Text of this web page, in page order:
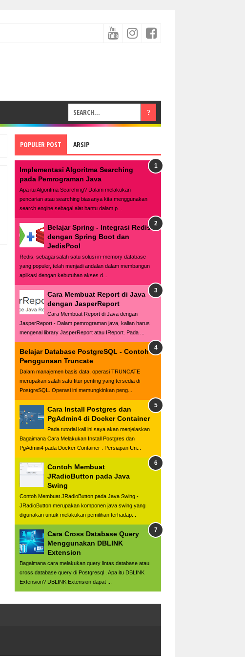
POPULER POST ARSIP
Implementasi Algoritma Searching
pada Pemrograman Java
Apa itu Algoritma Searching? Dalam melakukan
pencarian atau searching biasanya kita menggunakan
search engine sebagai alat bantu dalam p...
Belajar Spring - Integrasi Redis
dengan Spring Boot dan
JedisPool
Redis, sebagai salah satu solusi in-memory database
yang populer, telah menjadi andalan dalam membangun
aplikasi dengan kebutuhan akses d...
Cara Membuat Report di Java
dengan JasperReport
Cara Membuat Report di Java dengan
JasperReport - Dalam pemrograman java, kalian harus
mengenal library JasperReport atau IReport. Pada ...
Belajar Database PostgreSQL - Contoh
Penggunaan Truncate
Dalam manajemen basis data, operasi TRUNCATE
merupakan salah satu fitur penting yang tersedia di
PostgreSQL. Operasi ini memungkinkan peng...
Cara Install Postgres dan
PgAdmin4 di Docker Container
Pada tutorial kali ini saya akan menjelaskan
Bagaimana Cara Melakukan Install Postgres dan
PgAdmin4 pada Docker Container . Persiapan Un...
Contoh Membuat
JRadioButton pada Java
Swing
Contoh Membuat JRadioButton pada Java Swing -
JRadioButton merupakan komponen java swing yang
digunakan untuk melakukan pemilihan terhadap...
Cara Cross Database Query
Menggunakan DBLINK
Extension
Bagaimana cara melakukan query lintas database atau
cross database query di Postgresql . Apa itu DBLINK
Extension? DBLINK Extension dapat ...